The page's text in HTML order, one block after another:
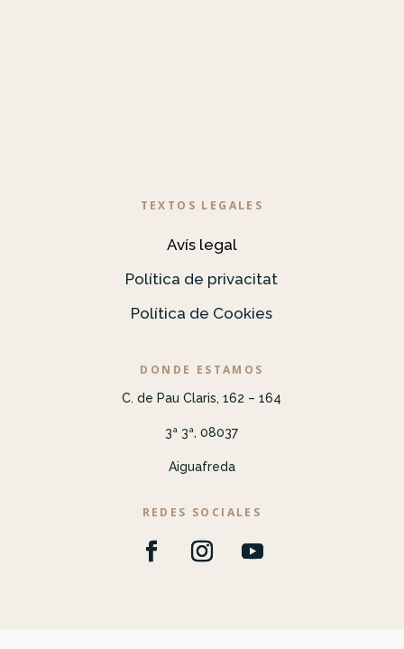
TEXTOS LEGALES
Avís legal
Política de privacitat
Política de Cookies
DONDE ESTAMOS
C. de Pau Claris, 162 – 164
3ª 3ª, 08037
Aiguafreda
REDES SOCIALES